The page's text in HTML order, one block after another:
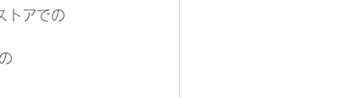
トアでの